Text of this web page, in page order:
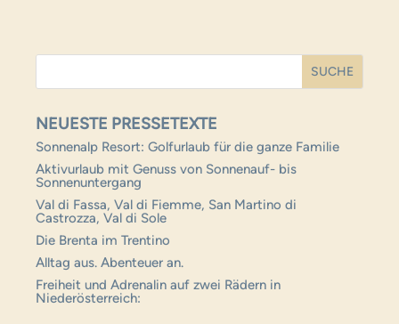
NEUESTE PRESSETEXTE
Sonnenalp Resort: Golfurlaub für die ganze Familie
Aktivurlaub mit Genuss von Sonnenauf- bis
Sonnenuntergang
Val di Fassa, Val di Fiemme, San Martino di
Castrozza, Val di Sole
Die Brenta im Trentino
Alltag aus. Abenteuer an.
Freiheit und Adrenalin auf zwei Rädern in
Niederösterreich: